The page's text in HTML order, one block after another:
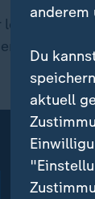
legte sich
anderem
Du
aktuell